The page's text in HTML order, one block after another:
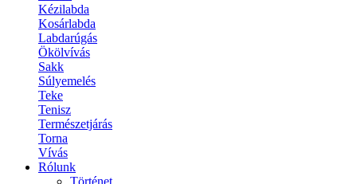
Kézilabda
Kosárlabda
Labdarúgás
Ökölvívás
Sakk
Súlyemelés
Teke
Tenisz
Természetjárás
Torna
Vívás
Rólunk
Történet